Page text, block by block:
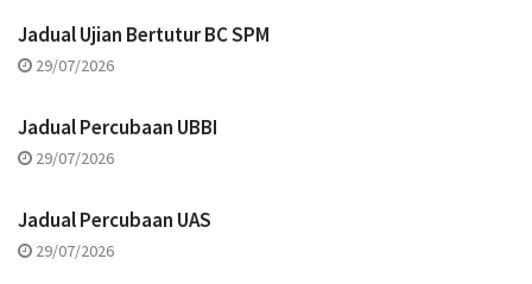
Jadual Ujian Bertutur BC SPM
29/07/2026
Jadual Percubaan UBBI
29/07/2026
Jadual Percubaan UAS
29/07/2026